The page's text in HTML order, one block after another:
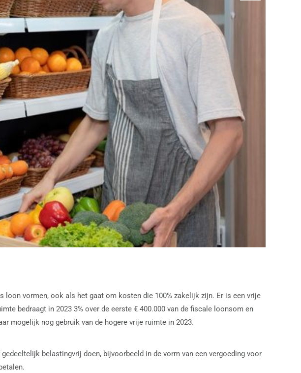
vormen, ook als het gaat om kosten die 100% zakelijk zijn. Er is een vrije
bedraagt in 2023 3% over de eerste € 400.000 van de fiscale loonsom en
mogelijk nog gebruik van de hogere vrije ruimte in 2023.
belastingvrij doen, bijvoorbeeld in de vorm van een vergoeding voor